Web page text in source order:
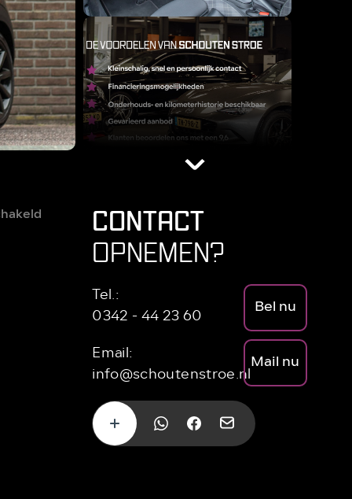
CONTACT
OPNEMEN?
Tel.:
0342 - 44 23 60
Email:
info@schoutenstroe.nl
Bel nu
Mail nu